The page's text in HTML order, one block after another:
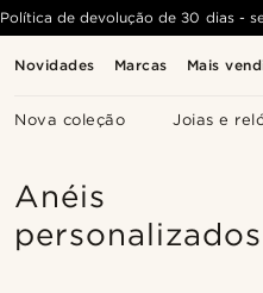
Novidades Marcas Mais
Nova coleção Joias e
Política de devolução de 30 dias -
Anéis
personalizados